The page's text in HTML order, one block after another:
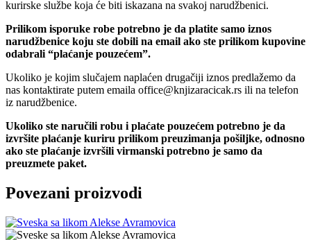
kurirske službe koja će biti iskazana na svakoj narudžbenici.
Prilikom isporuke robe potrebno je da platite samo iznos
narudžbenice koju ste dobili na email ako ste prilikom kupovine
odabrali “plaćanje pouzećem”.
Ukoliko je kojim slučajem naplaćen drugačiji iznos predlažemo da
nas kontaktirate putem emaila office@knjizaracicak.rs ili na telefon
iz narudžbenice.
Ukoliko ste naručili robu i plaćate pouzećem potrebno je da
izvršite plaćanje kuriru prilikom preuzimanja pošiljke, odnosno
ako ste plaćanje izvršili virmanski potrebno je samo da
preuzmete paket.
Povezani proizvodi